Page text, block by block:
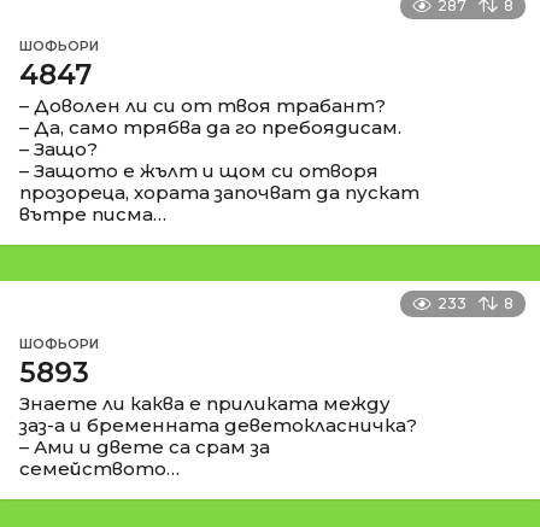
287 8
ШОФЬОРИ
4847
– Доволен ли си от твоя трабант?
– Да, само трябва да го пребоядисам.
– Защо?
– Защото е жълт и щом си отворя
прозореца, хората започват да пускат
вътре писма…
233 8
ШОФЬОРИ
5893
Знаете ли каква е приликата между
заз-а и бременната деветокласничка?
– Ами и двете са срам за
семейството…